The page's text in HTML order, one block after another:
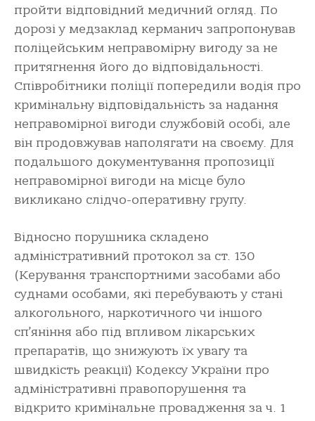
пройти відповідний медичний огляд. По
дорозі у медзаклад керманич запропонував
поліцейським неправомірну вигоду за не
притягнення його до відповідальності.
Співробітники поліції попередили водія про
кримінальну відповідальність за надання
неправомірної вигоди службовій особі, але
він продовжував наполягати на своєму. Для
подальшого документування пропозиції
неправомірної вигоди на місце було
викликано слідчо-оперативну групу.
Відносно порушника складено
адміністративний протокол за ст. 130
(Керування транспортними засобами або
суднами особами, які перебувають у стані
алкогольного, наркотичного чи іншого
сп’яніння або під впливом лікарських
препаратів, що знижують їх увагу та
швидкість реакції) Кодексу України про
адміністративні правопорушення та
відкрито кримінальне провадження за ч. 1